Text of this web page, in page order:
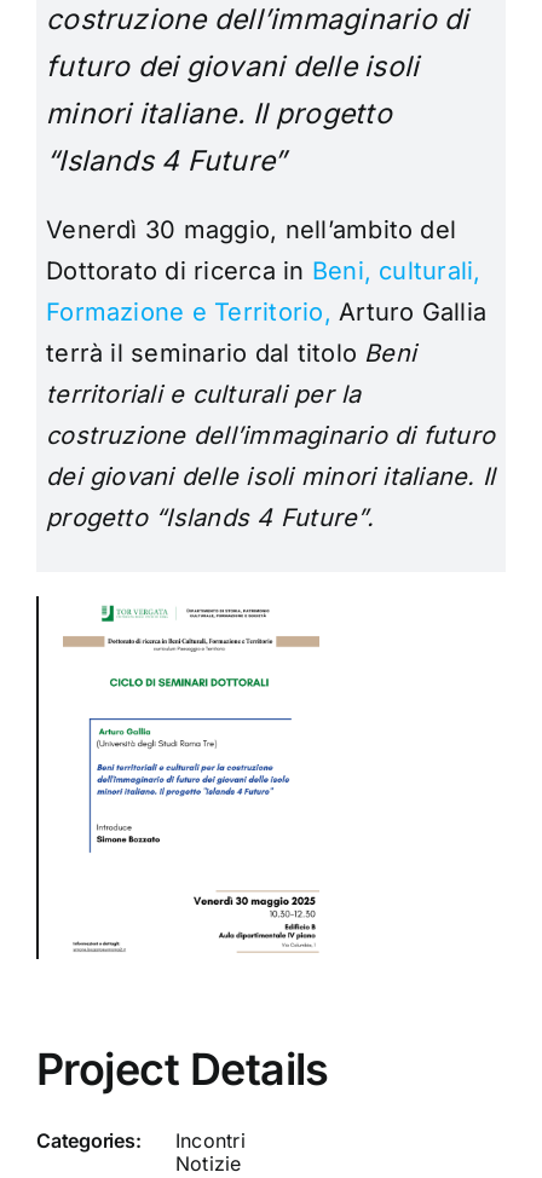
costruzione dell’immaginario di
futuro dei giovani delle isoli
minori italiane. Il progetto
“Islands 4 Future”
Venerdì 30 maggio, nell’ambito del
Dottorato di ricerca in Beni, culturali,
Formazione e Territorio, Arturo Gallia
terrà il seminario dal titolo Beni
territoriali e culturali per la
costruzione dell’immaginario di futuro
dei giovani delle isoli minori italiane. Il
progetto “Islands 4 Future”.
Project Details
Categories:
Incontri
Notizie